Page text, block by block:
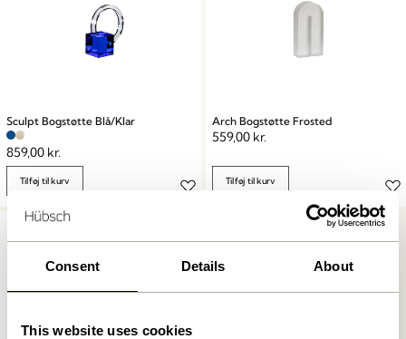
Consent Details About
This website uses cookies
Sculpt Bogstøtte Blå/Klar
859,00 kr.
Tilføj til kurv
Arch Bogstøtte Frosted
559,00 kr.
Tilføj til kurv